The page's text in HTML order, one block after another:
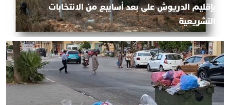
بإقليم الدريوش على بعد أسابيع من الانتخابات
التشريعية